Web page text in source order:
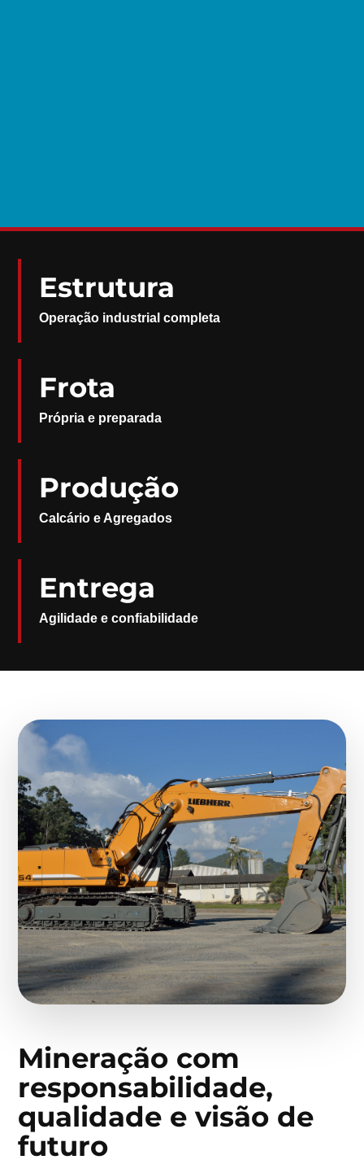
Estrutura
Operação industrial completa
Frota
Própria e preparada
Produção
Calcário e Agregados
Entrega
Agilidade e confiabilidade
Mineração com
responsabilidade,
qualidade e visão de
futuro